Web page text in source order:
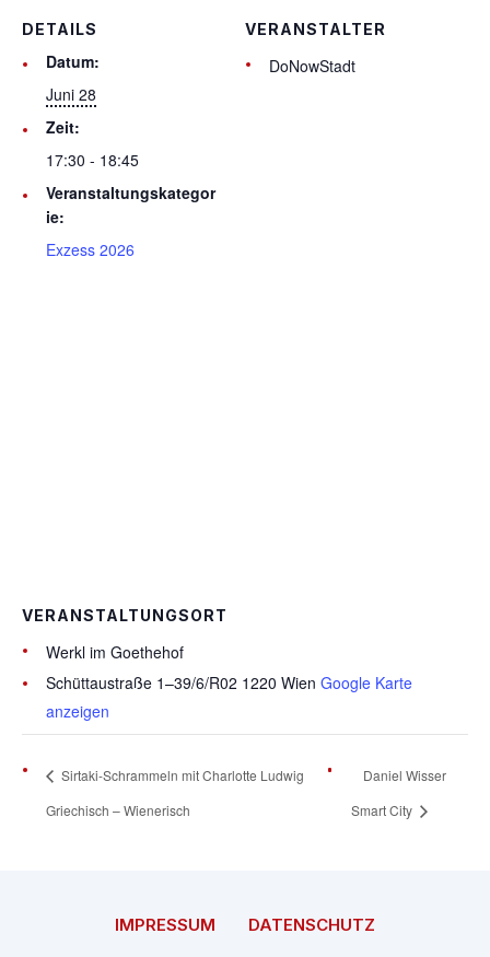
DETAILS
Datum:
Juni 28
Zeit:
17:30 - 18:45
Veranstaltungskategor
ie:
Exzess 2026
VERANSTALTER
DoNowStadt
VERANSTALTUNGSORT
Werkl im Goethehof
Schüttaustraße 1–39/6/R02 1220 Wien Google Karte
anzeigen
Sirtaki-Schrammeln mit Charlotte Ludwig
Griechisch – Wienerisch
Daniel Wisser
Smart City
IMPRESSUM DATENSCHUTZ